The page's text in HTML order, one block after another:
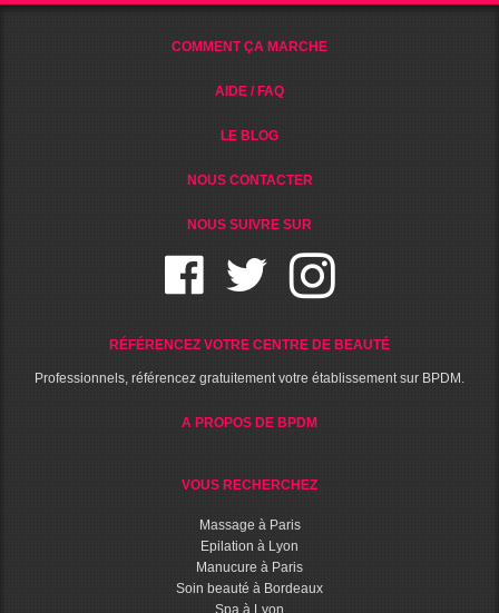
COMMENT ÇA MARCHE
AIDE / FAQ
LE BLOG
NOUS CONTACTER
NOUS SUIVRE SUR
RÉFÉRENCEZ VOTRE CENTRE DE BEAUTÉ
Professionnels, référencez gratuitement votre établissement sur BPDM.
A PROPOS DE BPDM
VOUS RECHERCHEZ
Massage à Paris
Epilation à Lyon
Manucure à Paris
Soin beauté à Bordeaux